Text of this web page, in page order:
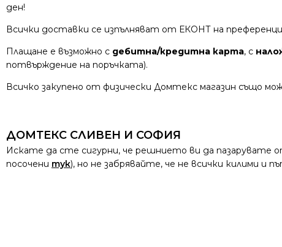
ден!
Всички доставки се изпълняват от ЕКОНТ на
Плащане е възможно с дебитна/кредитна карта, с
потвърждение на поръчката).
Всичко закупено от физически Домтекс магазин също
ДОМТЕКС СЛИВЕН И СОФИЯ
Искате да сте сигурни, че решнието ви да пазарувате
посочени тук), но не забрявайте, че не всички килими и